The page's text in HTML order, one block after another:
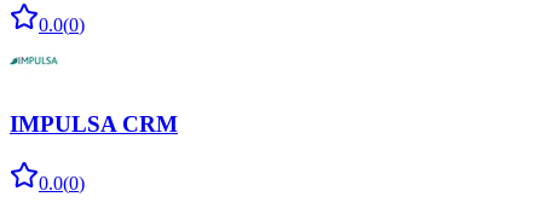
0.0(0)
IMPULSA CRM
0.0(0)